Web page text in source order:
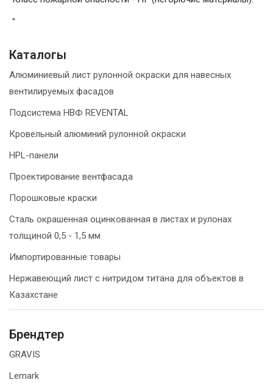
"
Каталогы
Алюминиевый лист рулонной окраски для навесных
вентилируемых фасадов
Подсистема НВФ REVENTAL
Кровельный алюминий рулонной окраски
HPL-панели
Проектирование вентфасада
Порошковые краски
Сталь окрашенная оцинкованная в листах и рулонах
толщиной 0,5 - 1,5 мм
Импортированные товары
Нержавеющий лист с нитридом титана для объектов в
Казахстане
Брендтер
GRAVIS
Lemark